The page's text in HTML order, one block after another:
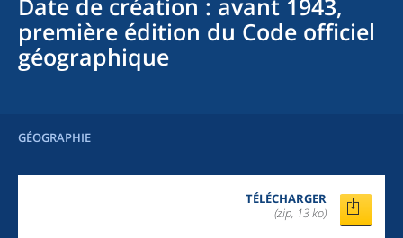
Date de création : avant 1943,
première édition du Code officiel
géographique
GÉOGRAPHIE
TÉLÉCHARGER
(zip, 13 ko)